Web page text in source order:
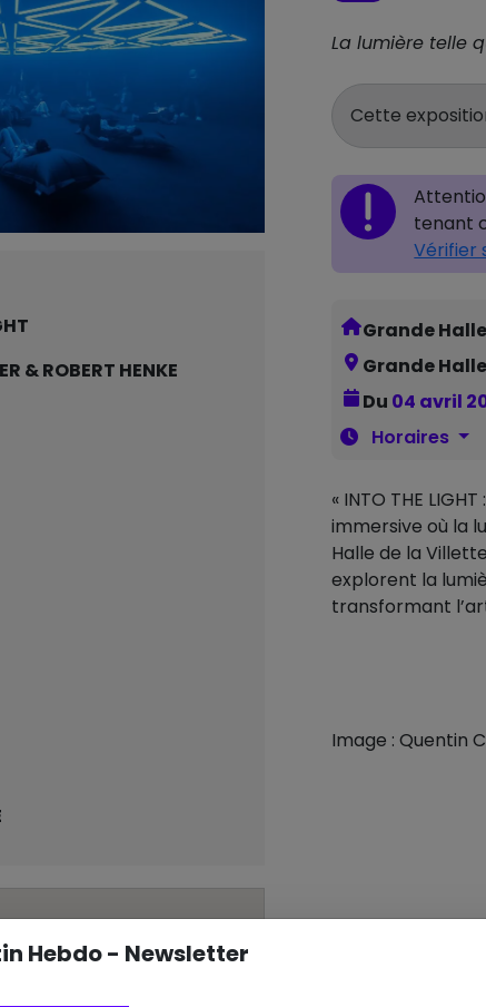
& ROBERT HENKE
La lumière telle
Cette
tenant
Vérifier
Grande
Grande
Du 04 avril
Horaires
« INTO THE
immersive où la
Halle de la
explorent la
transformant
Image : Quentin
Hebdo - Newsletter